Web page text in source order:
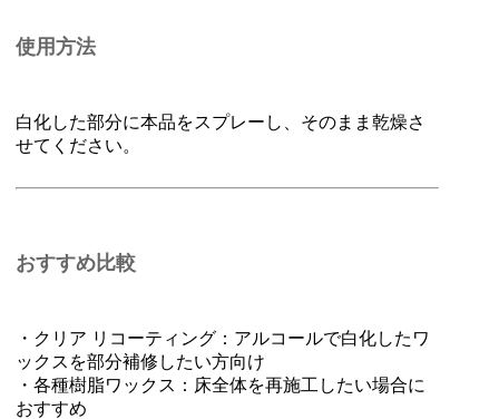
使用方法
白化した部分に本品をスプレーし、そのまま乾燥さ
せてください。
おすすめ比較
・クリア リコーティング：アルコールで白化したワ
ックスを部分補修したい方向け
・各種樹脂ワックス：床全体を再施工したい場合に
おすすめ